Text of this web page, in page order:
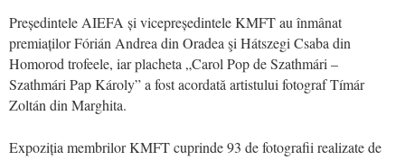
Președintele AIEFA și vicepreședintele KMFT au înmânat
premiaților Fórián Andrea din Oradea şi Hátszegi Csaba din
Homorod trofeele, iarplacheta „Carol Pop de Szathmári –
Szathmári Pap Károly” a fost acordată artistului fotografTímár
Zoltán din Marghita.
Expoziția membrilor KMFT cuprinde 93 de fotografii realizate de